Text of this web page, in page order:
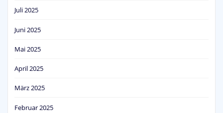
Juli 2025
Juni 2025
Mai 2025
April 2025
März 2025
Februar 2025